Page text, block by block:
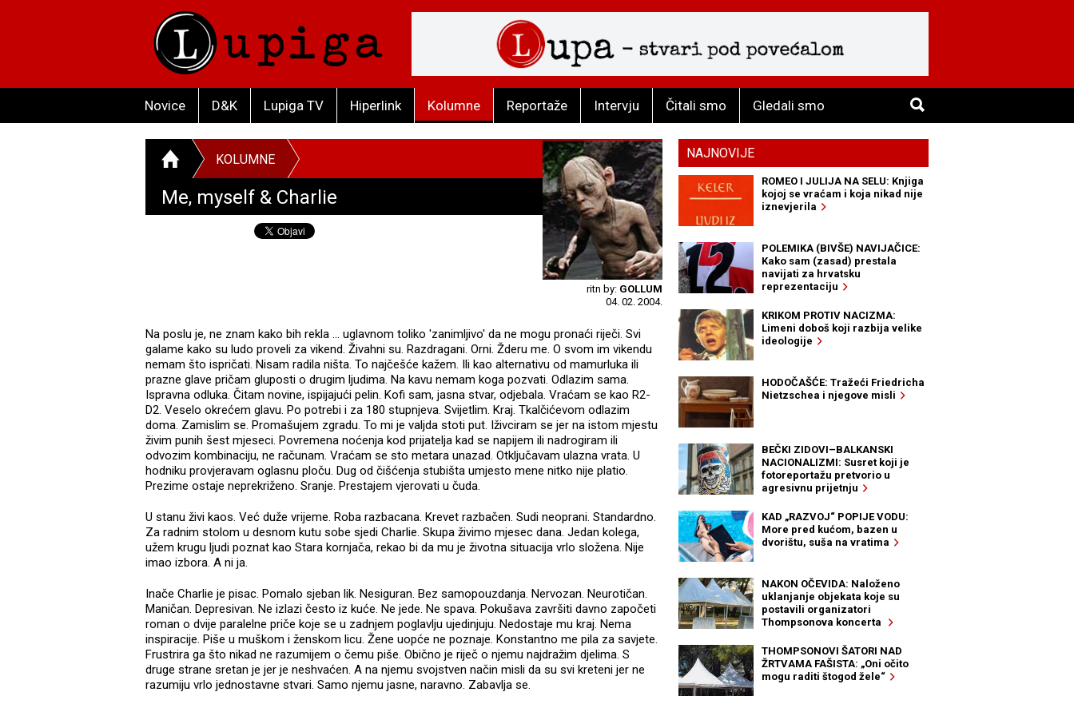
Novice D&K Lupiga TV Hiperlink Kolumne Reportaže Intervju Čitali smo Gledali smo
KOLUMNE
Me, myself & Charlie
ritn by: GOLLUM
04. 02. 2004.
Na poslu je, ne znam kako bih rekla ... uglavnom toliko 'zanimljivo' da ne mogu pronaći riječi. Svi
galame kako su ludo proveli za vikend. Živahni su. Razdragani. Orni. Žderu me. O svom im vikendu
nemam što ispričati. Nisam radila ništa. To najčešće kažem. Ili kao alternativu od mamurluka ili
prazne glave pričam gluposti o drugim ljudima. Na kavu nemam koga pozvati. Odlazim sama.
Ispravna odluka. Čitam novine, ispijajući pelin. Kofi sam, jasna stvar, odjebala. Vraćam se kao R2-
D2. Veselo okrećem glavu. Po potrebi i za 180 stupnjeva. Svijetlim. Kraj. Tkalčićevom odlazim
doma. Zamislim se. Promašujem zgradu. To mi je valjda stoti put. Iživciram se jer na istom mjestu
živim punih šest mjeseci. Povremena noćenja kod prijatelja kad se napijem ili nadrogiram ili
odvozim kombinaciju, ne računam. Vraćam se sto metara unazad. Otključavam ulazna vrata. U
hodniku provjeravam oglasnu ploču. Dug od čišćenja stubišta umjesto mene nitko nije platio.
Prezime ostaje neprekriženo. Sranje. Prestajem vjerovati u čuda.
U stanu živi kaos. Već duže vrijeme. Roba razbacana. Krevet razbačen. Sudi neoprani. Standardno.
Za radnim stolom u desnom kutu sobe sjedi Charlie. Skupa živimo mjesec dana. Jedan kolega,
užem krugu ljudi poznat kao Stara kornjača, rekao bi da mu je životna situacija vrlo složena. Nije
imao izbora. A ni ja.
Inače Charlie je pisac. Pomalo sjeban lik. Nesiguran. Bez samopouzdanja. Nervozan. Neurotičan.
Maničan. Depresivan. Ne izlazi često iz kuće. Ne jede. Ne spava. Pokušava završiti davno započeti
roman o dvije paralelne priče koje se u zadnjem poglavlju ujedinjuju. Nedostaje mu kraj. Nema
inspiracije. Piše u muškom i ženskom licu. Žene uopće ne poznaje. Konstantno me pila za savjete.
Frustrira ga što nikad ne razumijem o čemu piše. Obično je riječ o njemu najdražim djelima. S
druge strane sretan je jer je neshvaćen. A na njemu svojstven način misli da su svi kreteni jer ne
razumiju vrlo jednostavne stvari. Samo njemu jasne, naravno. Zabavlja se.
NAJNOVIJE
ROMEO I JULIJA NA SELU: Knjiga
kojoj se vraćam i koja nikad nije
iznevjerila
POLEMIKA (BIVŠE) NAVIJAČICE:
Kako sam (zasad) prestala
navijati za hrvatsku
reprezentaciju
KRIKOM PROTIV NACIZMA:
Limeni doboš koji razbija velike
ideologije
HODOČAŠĆE: Tražeći Friedricha
Nietzschea i njegove misli
BEČKI ZIDOVI–BALKANSKI
NACIONALIZMI: Susret koji je
fotoreportažu pretvorio u
agresivnu prijetnju
KAD „RAZVOJ“ POPIJE VODU:
More pred kućom, bazen u
dvorištu, suša na vratima
NAKON OČEVIDA: Naloženo
uklanjanje objekata koje su
postavili organizatori
Thompsonova koncerta
THOMPSONOVI ŠATORI NAD
ŽRTVAMA FAŠISTA: „Oni očito
mogu raditi štogod žele“